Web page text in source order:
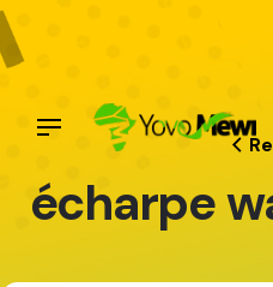
Aller
au
contenu
écharpe